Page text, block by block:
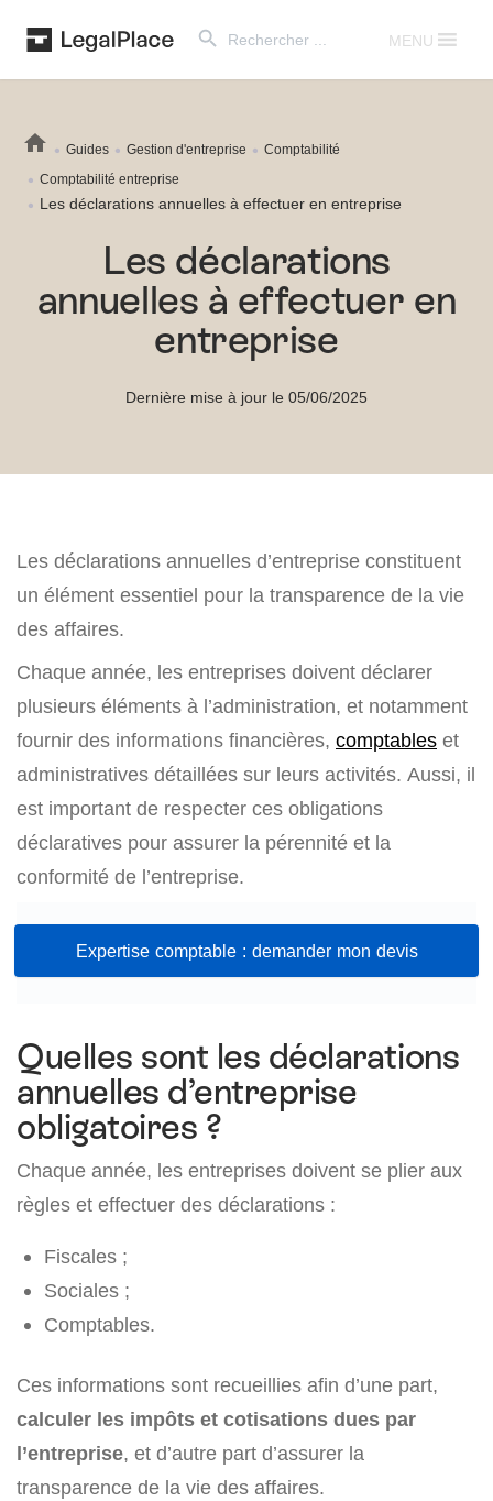
for:
MENU
Guides Gestion d'entreprise
Comptabilité
Comptabilité entreprise
Les déclarations annuelles à effectuer en entreprise
Les déclarations
annuelles à effectuer en
entreprise
Dernière mise à jour le 05/06/2025
Les déclarations annuelles d’entreprise constituent
un élément essentiel pour la transparence de la vie
des affaires.
Chaque année, les entreprises doivent déclarer
plusieurs éléments à l’administration, et notamment
fournir des informations financières, comptables et
administratives détaillées sur leurs activités. Aussi, il
est important de respecter ces obligations
déclaratives pour assurer la pérennité et la
conformité de l’entreprise.
Expertise comptable : demander mon devis
Quelles sont les déclarations
annuelles d’entreprise
obligatoires ?
Chaque année, les entreprises doivent se plier aux
règles et effectuer des déclarations :
Fiscales ;
Sociales ;
Comptables.
Ces informations sont recueillies afin d’une part,
calculer les impôts et cotisations dues par
l’entreprise, et d’autre part d’assurer la
transparence de la vie des affaires.